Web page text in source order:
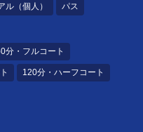
ル（個人） パス
分・フルコート
120分・ハーフコート